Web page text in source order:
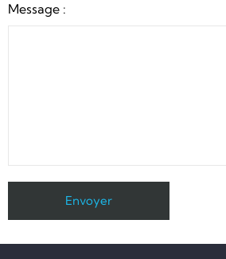
Message :